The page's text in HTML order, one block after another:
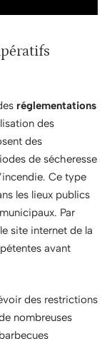
réglementations
des
des
de sécheresse
Ce type
les lieux publics
Par
site internet de la
avant
des restrictions
nombreuses